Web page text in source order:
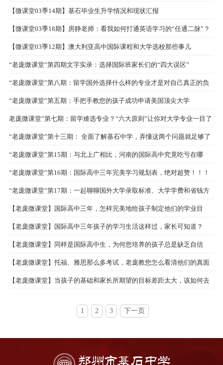
【微课堂03季14期】基石毕业生升学情况和现状汇报
【微课堂03季18期】房静老师：看我如何打通英语学习的“任通二脉”？
【微课堂03季12期】澳大利亚高中国际课程和大学选校那些事儿
“老庞微课堂”第四期文字实录：选择国际班家长们的“四大误区”
“老庞微课堂”第八期：留学国外选择什么样的专业才是对自己真正的负
责
“老庞微课堂”第五期：手把手教您的孩子成功申请美国顶尖大学
老庞微课堂”第七期：留学难选专业？“六大原则”让你对大学专业一目了
然！
“老庞微课堂”第十三期： 全面了解基石中学，弄懂这两个问题就足够了
“老庞微课堂”第15期：与北上广相比，河南的国际高中究竟吃亏在哪
里？
“老庞微课堂”第16期：国际高中三年完美学习规划表，绝对超赞！！！
“老庞微课堂”第17期：一起聊聊国外大学录取标准、大学学费和省钱方
法吧！
【老庞微课堂】国际高中三年，怎样完美地给孩子制定他们的学业目
标？
【老庞微课堂】国际高中三年孩子的学习生活这样过，家长可知道？
【老庞微课堂】同样是国际高中生，为何您培养的孩子总是缺乏自信
心？
【老庞微课堂】托福、雅思那么多考试，老庞教您怎么看清他们的真面
目【老庞微课堂】当孩子的基础和家长所期望的目标差距太大，该如何去
1
2 3 下一页